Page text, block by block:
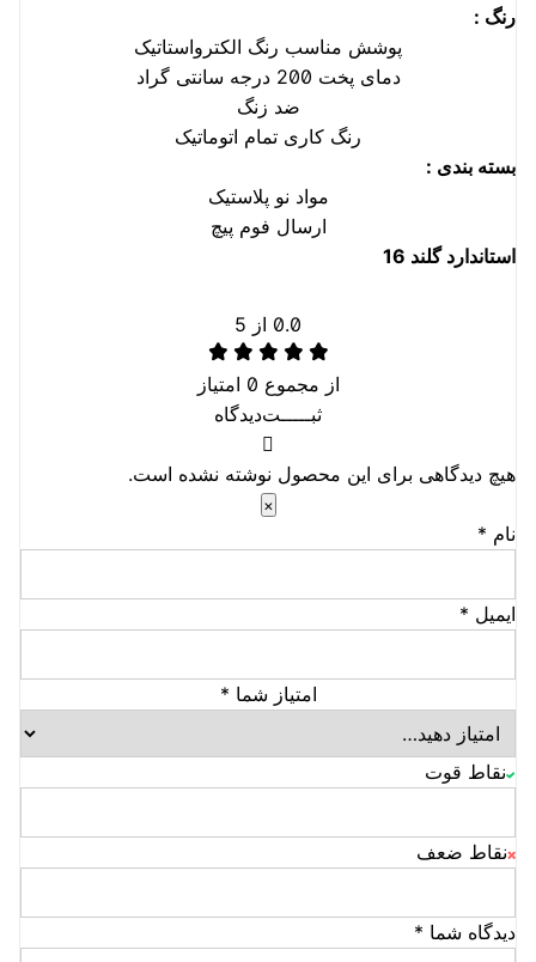
رنگ :
پوشش مناسب رنگ الکترواستاتیک
دمای پخت 200 درجه سانتی گراد
ضد زنگ
رنگ کاری تمام اتوماتیک
بسته بندی :
مواد نو پلاستیک
ارسال فوم پیچ
استاندارد گلند 16
0.0 از 5
از مجموع 0 امتیاز
ثبـــــت‌دیدگاه
هیچ دیدگاهی برای این محصول نوشته نشده است.
×
نام *
ایمیل *
امتیاز شما *
نقاط قوت
نقاط ضعف
دیدگاه شما *